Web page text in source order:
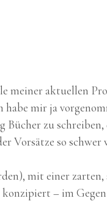
meiner aktuellen
mir ja
Bücher zu
Vorsätze so schwer
mit einer zarten,
konzipiert – im